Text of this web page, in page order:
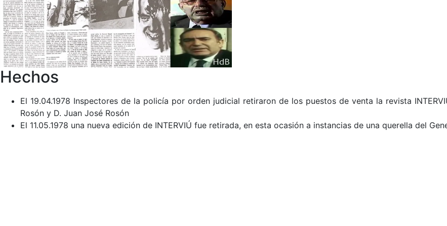
Hechos
El 19.04.1978 Inspectores de la policía por orden judicial retiraron de los puestos de venta la revista
Rosón y D. Juan José Rosón
El 11.05.1978 una nueva edición de INTERVIÚ fue retirada, en esta ocasión a instancias de una querella del